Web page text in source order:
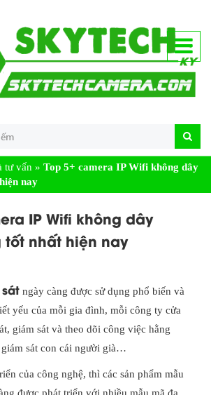
tư vấn » Top 5+ camera IP Wifi không dây
nay
IP Wifi không dây
nhất hiện nay
ngày càng được sử dụng phổ biến và
yếu của mỗi gia đình, mỗi công ty cửa
giám sát và theo dõi công việc hằng
sát con cái người già…
của công nghệ, thì các sản phẩm mẫu
được phát triển với nhiều mẫu mã đa